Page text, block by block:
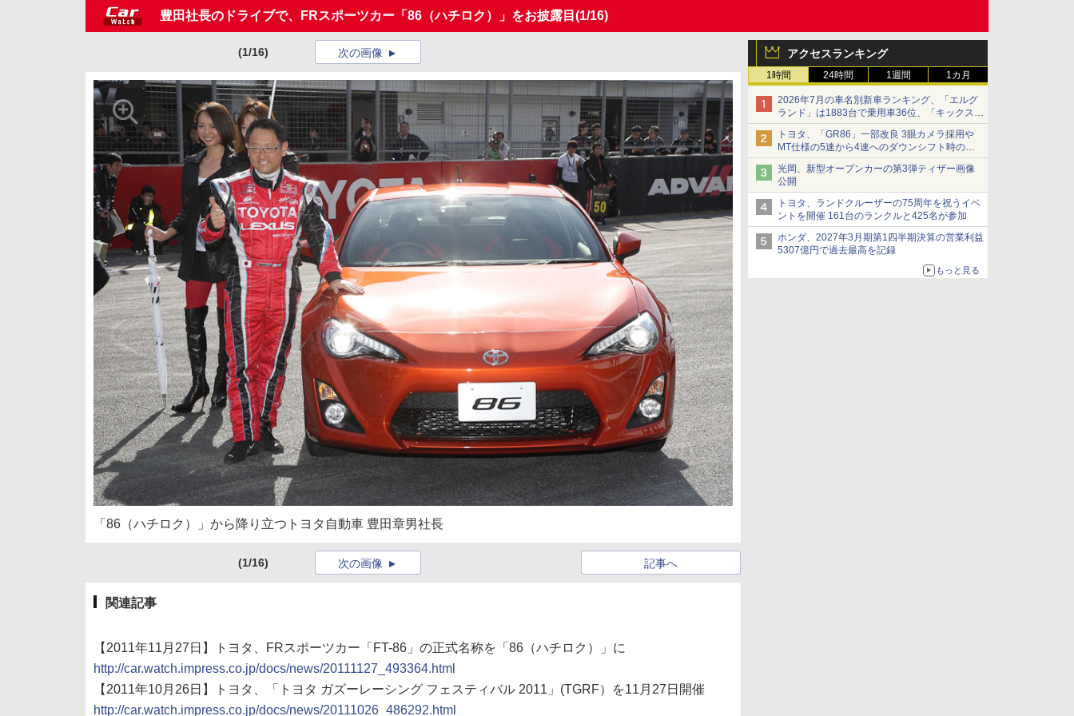
豊田社長のドライブで、FRスポーツカー「86（ハチロク）」をお披露目 (1/16)
アクセスランキング
1時間 24時間 1週間 1カ月
2026年7月の車名別新車ランキング、「エルグ
ランド」は1883台で乗用車36位、「キックス」
は2591台で27位に
トヨタ、「GR86」一部改良 3眼カメラ採用や
MT仕様の5速から4速へのダウンシフト時の操
作性向上など
光岡、新型オープンカーの第3弾ティザー画像
公開
トヨタ、ランドクルーザーの75周年を祝うイベ
ントを開催 161台のランクルと425名が参加
ホンダ、2027年3月期第1四半期決算の営業利益
5307億円で過去最高を記録
もっと見る
(1/16) 次の画像
「86（ハチロク）」から降り立つトヨタ自動車 豊田章男社長
(1/16) 記事へ
次の画像
関連記事
【2011年11月27日】トヨタ、FRスポーツカー「FT-86」の正式名称を「86（ハチロク）」に
http://car.watch.impress.co.jp/docs/news/20111127_493364.html
【2011年10月26日】トヨタ、「トヨタ ガズーレーシング フェスティバル 2011」(TGRF）を11月27日開催
http://car.watch.impress.co.jp/docs/news/20111026_486292.html